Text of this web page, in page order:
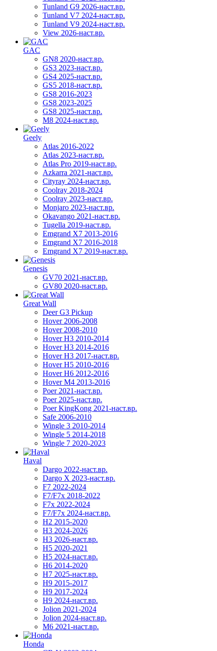
Tunland G9 2026-наст.вр.
Tunland V7 2024-наст.вр.
Tunland V9 2024-наст.вр.
View 2026-наст.вр.
GAC
GN8 2020-наст.вр.
GS3 2023-наст.вр.
GS4 2025-наст.вр.
GS5 2018-наст.вр.
GS8 2016-2023
GS8 2023-2025
GS8 2025-наст.вр.
M8 2024-наст.вр.
Geely
Atlas 2016-2022
Atlas 2023-наст.вр.
Atlas Pro 2019-наст.вр.
Azkarra 2021-наст.вр.
Cityray 2024-наст.вр.
Coolray 2018-2024
Coolray 2023-наст.вр.
Monjaro 2023-наст.вр.
Okavango 2021-наст.вр.
Tugella 2019-наст.вр.
Emgrand Х7 2013-2016
Emgrand X7 2016-2018
Emgrand X7 2019-наст.вр.
Genesis
GV70 2021-наст.вр.
GV80 2020-наст.вр.
Great Wall
Deer G3 Pickup
Hover 2006-2008
Hover 2008-2010
Hover H3 2010-2014
Hover H3 2014-2016
Hover H3 2017-наст.вр.
Hover H5 2010-2016
Hover H6 2012-2016
Hover M4 2013-2016
Poer 2021-наст.вр.
Poer 2025-наст.вр.
Poer KingKong 2021-наст.вр.
Safe 2006-2010
Wingle 3 2010-2014
Wingle 5 2014-2018
Wingle 7 2020-2023
Haval
Dargo 2022-наст.вр.
Dargo X 2023-наст.вр.
F7 2022-2024
F7/F7x 2018-2022
F7x 2022-2024
F7/F7x 2024-наст.вр.
H2 2015-2020
H3 2024-2026
H3 2026-наст.вр.
H5 2020-2021
H5 2024-наст.вр.
H6 2014-2020
H7 2025-наст.вр.
H9 2015-2017
H9 2017-2024
H9 2024-наст.вр.
Jolion 2021-2024
Jolion 2024-наст.вр.
М6 2021-наст.вр.
Honda